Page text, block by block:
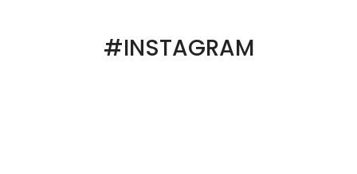
#INSTAGRAM